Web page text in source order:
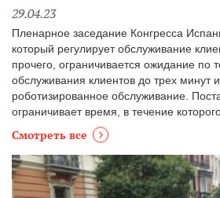
29.04.23
Пленарное заседание Конгресса
который регулирует обслуживание
прочего, ограничивается ожидание по
обслуживания клиентов до трех минут
роботизированное обслуживание.
ограничивает время, в течение
Смотреть все